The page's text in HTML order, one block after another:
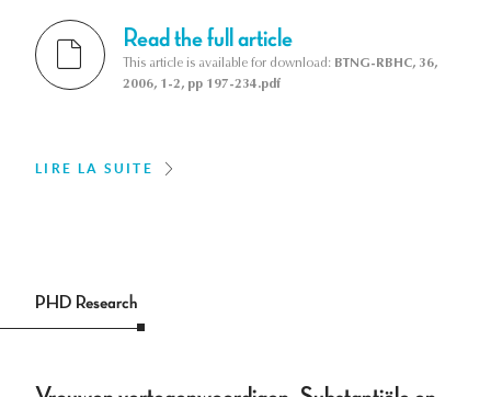
Read the full article
This article is available for download: BTNG-RBHC, 36,
2006, 1-2, pp 197-234.pdf
LIRE LA SUITE
PHD Research